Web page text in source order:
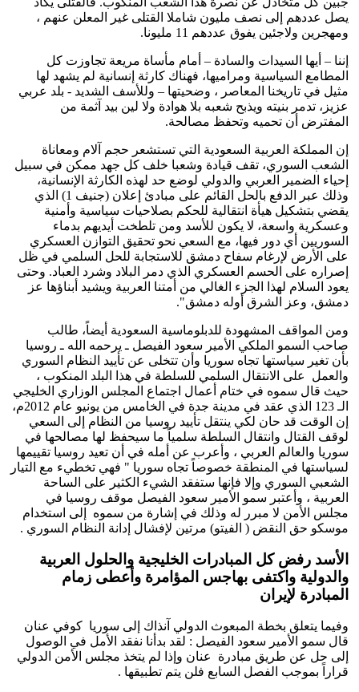
يصل عددهم إلى نصف مليون شاملا القتلى غير المعلن عنهم ،
ومهجرين ولاجئين يفوق عددهم 11 مليونا.
إننا – أيها السيدات والسادة – أمام مأساة مريعة تجاوزت كل
المطامع السياسية ومراميها، فهناك كارثة إنسانية لم يشهد لها
مثيل في تاريخنا المعاصر ، وضحيتها – وللأسف الشديد - بلد عربي
عزيز، تدمر بنيته ويذبح شعبه بلا هوادة ولا لين بيد آثمة من
المفترض أن تحميه وتحفظ مصالحة.
إن المملكة العربية السعودية التي تستشعر حجم آلام ومعاناة
الشعب السوري، تقف قيادة وشعبا خلف كل جهد ممكن في سبيل
إحياء الضمير العربي والدولي لوضع حد لهذه الكارثة الإنسانية،
وذلك عبر الدفع بالحل القائم على مبادئ إعلان (جنيف 1) الذي
يقضي بتشكيل هيأة انتقالية للحكم بصلاحيات سياسية وأمنية
وعسكرية واسعة، لا يكون للأسد ومن تلطخت أيديهم بدماء
السوريين أي دور فيها، مع السعي نحو تحقيق التوازن العسكري
على الأرض لإرغام سفاح دمشق للاستجابة للحل السلمي في ظل
إصراره على الحسم العسكري الذي دمر البلاد وشرد العباد. وحتى
يعود السلام لهذا الجزء الغالي من أمتنا العربية ويشيد أبناؤها عز
دمشق، وعز الشرق أوله دمشق".
ومن المواقف المشهودة للدبلوماسية السعودية أيضاً، طالب
صاحب السمو الملكي الأمير سعود الفيصل ـ يرحمه الله ـ روسيا
بأن تغير سياستها تجاه سوريا وأن تتخلى عن تأييد النظام السوري
والعمل على الانتقال السلمي للسلطة في هذا البلد المنكوب ،
حيث قال سموه في ختام أعمال اجتماع المجلس الوزاري الخليجي
الـ 123 الذي عقد في مدينة جدة في الخامس من يونيو عام 2012م،
إن الوقت قد حان لكي ينتقل تأييد روسيا من النظام إلى السعي
لوقف القتال وانتقال السلطة سلمياً ما سيحفظ لها مصالحها في
سوريا والعالم العربي ، وأعرب عن أمله في أن تعيد روسيا تقييمها
لسياستها في المنطقة خصوصاً تجاه سوريا " فهي تخطيء مع التيار
الشعبي السوري وإلا فإنها ستفقد الشيء الكثير على الساحة
العربية ، وأعتبر سمو الأمير سعود الفيصل موقف روسيا في
مجلس الأمن لا مبرر له وذلك في إشارة من سموه إلى استخدام
موسكو حق النقض ( الفيتو) مرتين لإفشال إدانة النظام السوري .
الأسد رفض كل المبادرات الخليجية والحلول العربية
والدولية واكتفى بهاجس المؤامرة وأعطى زمام
المبادرة لإيران
وفيما يتعلق بخطة المبعوث الدولي آنذاك إلى سوريا كوفي عنان
قال سمو الأمير سعود الفيصل : لقد بدأنا نفقد الأمل في الوصول
إلى حل عن طريق مبادرة عنان وإذا لم يتخذ مجلس الأمن الدولي
قراراً بموجب الفصل السابع فلن يتم تطبيقها .